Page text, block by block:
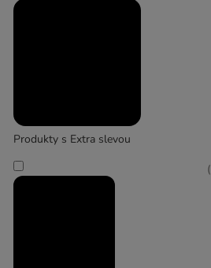
Produkty s Extra slevou
(